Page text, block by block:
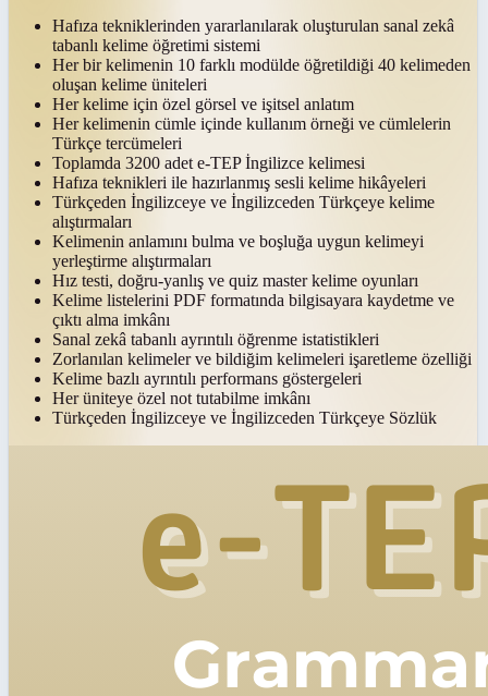
Hafıza tekniklerinden yararlanılarak oluşturulan sanal zekâ
tabanlı kelime öğretimi sistemi
Her bir kelimenin 10 farklı modülde öğretildiği 40 kelimeden
oluşan kelime üniteleri
Her kelime için özel görsel ve işitsel anlatım
Her kelimenin cümle içinde kullanım örneği ve cümlelerin
Türkçe tercümeleri
Toplamda 3200 adet e-TEP İngilizce kelimesi
Hafıza teknikleri ile hazırlanmış sesli kelime hikâyeleri
Türkçeden İngilizceye ve İngilizceden Türkçeye kelime
alıştırmaları
Kelimenin anlamını bulma ve boşluğa uygun kelimeyi
yerleştirme alıştırmaları
Hız testi, doğru-yanlış ve quiz master kelime oyunları
Kelime listelerini PDF formatında bilgisayara kaydetme ve
çıktı alma imkânı
Sanal zekâ tabanlı ayrıntılı öğrenme istatistikleri
Zorlanılan kelimeler ve bildiğim kelimeleri işaretleme özelliği
Kelime bazlı ayrıntılı performans göstergeleri
Her üniteye özel not tutabilme imkânı
Türkçeden İngilizceye ve İngilizceden Türkçeye Sözlük